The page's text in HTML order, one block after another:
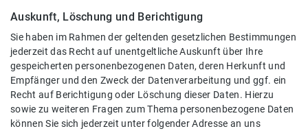
Auskunft, Löschung und Berichtigung
Sie haben im Rahmen der geltenden gesetzlichen Bestimmungen
jederzeit das Recht auf unentgeltliche Auskunft über Ihre
gespeicherten personenbezogenen Daten, deren Herkunft und
Empfänger und den Zweck der Datenverarbeitung und ggf. ein
Recht auf Berichtigung oder Löschung dieser Daten. Hierzu
sowie zu weiteren Fragen zum Thema personenbezogene Daten
können Sie sich jederzeit unter folgender Adresse an uns